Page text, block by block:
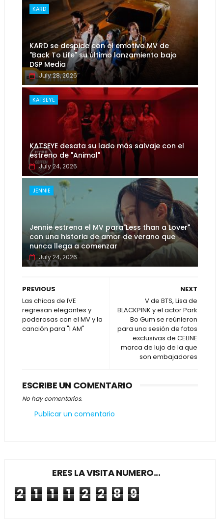
KARD
KARD se despide con el emotivo MV de
"Back To Life" su último lanzamiento bajo
DSP Media
July 28, 2026
KATSEYE
KATSEYE desata su lado más salvaje con el
estreno de "Animal"
July 24, 2026
JENNIE
Jennie estrena el MV para"Less than a Lover"
con una historia de amor de verano que
nunca llega a comenzar
July 24, 2026
NEXT
V de BTS, Lisa de
BLACKPINK y el actor Park
Bo Gum se reúnieron
para una sesión de fotos
exclusivas de CELINE
marca de lujo de la que
son embajadores
PREVIOUS
Las chicas de IVE
regresan elegantes y
poderosas con el MV y la
canción para "I AM"
ESCRIBE UN COMENTARIO
No hay comentarios.
Publicar un comentario
ERES LA VISITA NUMERO...
2 1 1 1 2 2 8 9